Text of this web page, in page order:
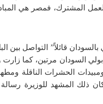
المشترك، فمصر هي
قائلاً” التواصل بين
السودان مرتين، كما زارت
ومبيدات الحشرات الناقلة
ذلك المشهد للوزيرة